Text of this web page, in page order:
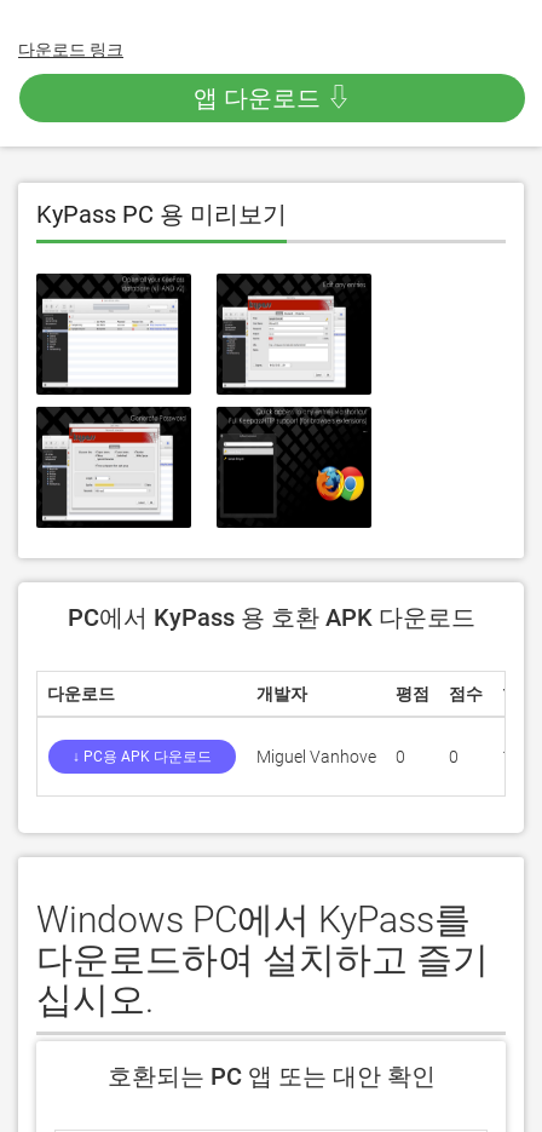
다운로드 링크
앱 다운로드 ⇩
KyPass PC 용 미리보기
PC에서 KyPass 용 호환 APK 다운로드
다운로드 개발자 평점 점수 현재
↓ PC용 APK 다운로드 Miguel Vanhove 0 0 1.9.5
Windows PC에서 KyPass를
다운로드하여 설치하고 즐기
십시오.
호환되는 PC 앱 또는 대안 확인